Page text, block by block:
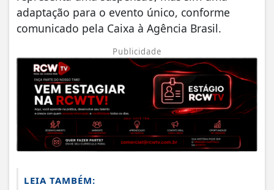
adaptação para o evento único, conforme
comunicado pela Caixa à Agência Brasil.
Publicidade
LEIA TAMBÉM: